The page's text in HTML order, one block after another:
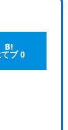
てブ 0